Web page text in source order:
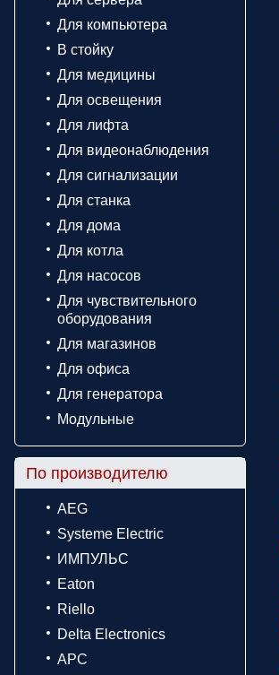
Для компьютера
В стойку
Для медицины
Для освещения
Для лифта
Для видеонаблюдения
Для сигнализации
Для станка
Для дома
Для котла
Для насосов
Для чувствительного
оборудования
Для магазинов
Для офиса
Для генератора
Модульные
По производителю
AEG
Systeme Electric
ИМПУЛЬС
Eaton
Riello
Delta Electronics
APC